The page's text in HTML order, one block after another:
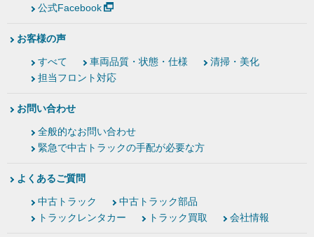
公式Facebook
お客様の声
すべて 車両品質・状態・仕様
清掃・美化
担当フロント対応
お問い合わせ
全般的なお問い合わせ
緊急で中古トラックの手配が必要な方
よくあるご質問
中古トラック
中古トラック部品
トラックレンタカー
トラック買取 会社情報